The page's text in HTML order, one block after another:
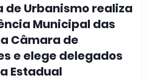
de Urbanismo realiza
Municipal das
Câmara de
e elege delegados
Estadual